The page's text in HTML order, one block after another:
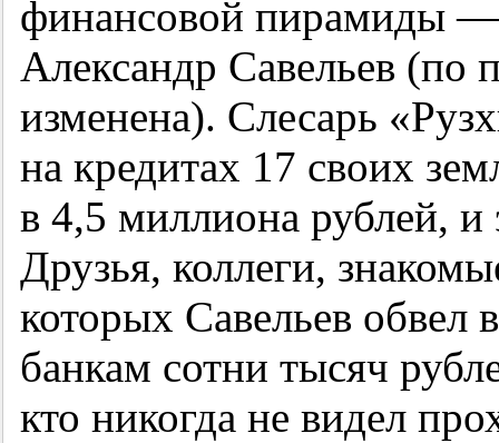
финансовой пирамиды
Александр Савельев (по
изменена). Слесарь
на кредитах 17 своих
в 4,5 миллиона рублей, и
Друзья, коллеги,
которых Савельев обвел
банкам сотни тысяч
кто никогда не видел